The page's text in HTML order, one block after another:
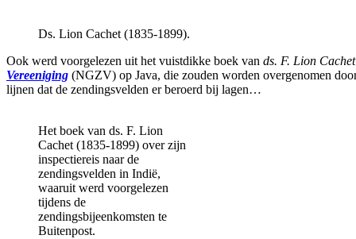
Ds. Lion Cachet (1835-1899).
Ook werd voorgelezen uit het vuistdikke boek van ds. F. Lion
Vereeniging (NGZV) op Java, die zouden worden overgenomen
lijnen dat de zendingsvelden er beroerd bij lagen…
Het boek van ds. F. Lion
Cachet (1835-1899) over zijn
inspectiereis naar de
zendingsvelden in Indië,
waaruit werd voorgelezen
tijdens de
zendingsbijeenkomsten te
Buitenpost.